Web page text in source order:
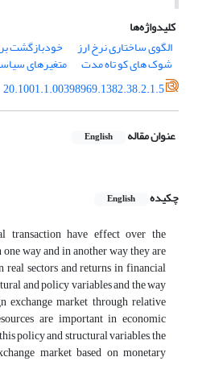
کلیدواژه‌ها
الگوی ساختاری نرخ ارز
خودبازگشت
شوک های کو تاه مدت متغیرهای
20.1001.1.00398969.1382.38.2.1.5
عنوان مقاله English
چکیده English
transaction have effect over the
way and in another way they are
real sectors and returns in financial
and policy variables and the way
market through relative
are important in economic
policy and structural variables, the
market based on monetary